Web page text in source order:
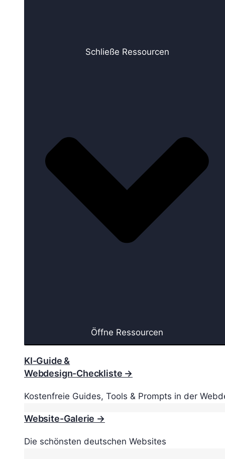
Schließe Ressourcen
Öffne Ressourcen
KI-Guide &
Webdesign-Checkliste →
Kostenfreie Guides, Tools & Prompts in der
Website-Galerie →
Die schönsten deutschen Websites